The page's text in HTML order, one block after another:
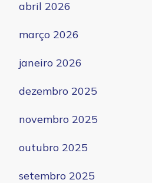
abril 2026
março 2026
janeiro 2026
dezembro 2025
novembro 2025
outubro 2025
setembro 2025